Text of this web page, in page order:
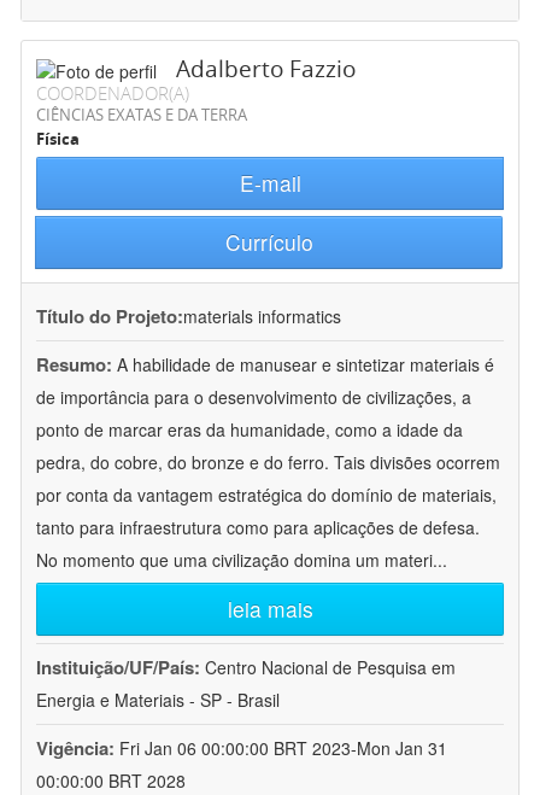
Adalberto Fazzio
COORDENADOR(A)
CIÊNCIAS EXATAS E DA TERRA
Física
E-mail
Currículo
Título do Projeto:materials informatics
Resumo: A habilidade de manusear e sintetizar materiais é
de importância para o desenvolvimento de civilizações, a
ponto de marcar eras da humanidade, como a idade da
pedra, do cobre, do bronze e do ferro. Tais divisões ocorrem
por conta da vantagem estratégica do domínio de materiais,
tanto para infraestrutura como para aplicações de defesa.
No momento que uma civilização domina um materi...
leia mais
Instituição/UF/País: Centro Nacional de Pesquisa em
Energia e Materiais - SP - Brasil
Vigência: Fri Jan 06 00:00:00 BRT 2023-Mon Jan 31
00:00:00 BRT 2028